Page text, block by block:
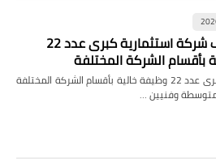
اعلان وظائف شركة استثمارية كبرى عدد 22
بأقسام الشركة المختلفة
اعلان وظائف شركة استثمارية كبرى عدد 22 وظيفة خالية بأقسام الشركة المختلفة
وفنيين …